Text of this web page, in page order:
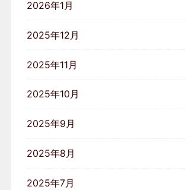
2026年1月
2025年12月
2025年11月
2025年10月
2025年9月
2025年8月
2025年7月